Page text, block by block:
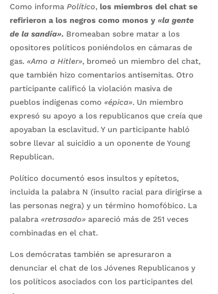
Como informa Político, los miembros del chat se
refirieron a los negros como monos y «la gente
de la sandía». Bromeaban sobre matar a los
opositores políticos poniéndolos en cámaras de
gas. «Amo a Hitler», bromeó un miembro del chat,
que también hizo comentarios antisemitas. Otro
participante calificó la violación masiva de
pueblos indígenas como «épica». Un miembro
expresó su apoyo a los republicanos que creía que
apoyaban la esclavitud. Y un participante habló
sobre llevar al suicidio a un oponente de Young
Republican.
Político documentó esos insultos y epítetos,
incluida la palabra N (insulto racial para dirigirse a
las personas negra) y un término homofóbico. La
palabra «retrasado» apareció más de 251 veces
combinadas en el chat.
Los demócratas también se apresuraron a
denunciar el chat de los Jóvenes Republicanos y
los políticos asociados con los participantes del